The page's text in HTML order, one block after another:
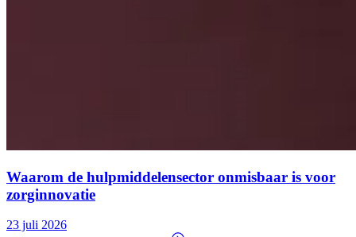
Waarom de hulpmiddelensector onmisbaar is voor
zorginnovatie
23 juli 2026